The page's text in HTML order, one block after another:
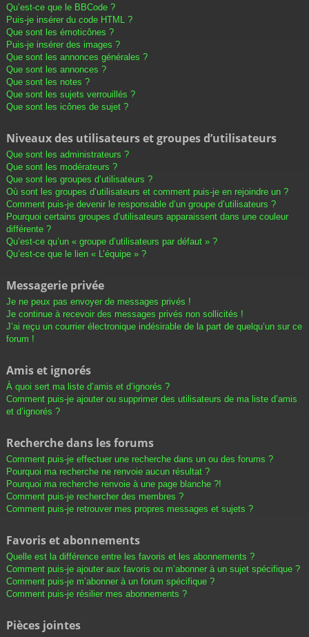
Qu’est-ce que le BBCode ?
Puis-je insérer du code HTML ?
Que sont les émoticônes ?
Puis-je insérer des images ?
Que sont les annonces générales ?
Que sont les annonces ?
Que sont les notes ?
Que sont les sujets verrouillés ?
Que sont les icônes de sujet ?
Niveaux des utilisateurs et groupes d’utilisateurs
Que sont les administrateurs ?
Que sont les modérateurs ?
Que sont les groupes d’utilisateurs ?
Où sont les groupes d’utilisateurs et comment puis-je en rejoindre un ?
Comment puis-je devenir le responsable d’un groupe d’utilisateurs ?
Pourquoi certains groupes d’utilisateurs apparaissent dans une couleur
différente ?
Qu’est-ce qu’un « groupe d’utilisateurs par défaut » ?
Qu’est-ce que le lien « L’équipe » ?
Messagerie privée
Je ne peux pas envoyer de messages privés !
Je continue à recevoir des messages privés non sollicités !
J’ai reçu un courrier électronique indésirable de la part de quelqu’un sur ce
forum !
Amis et ignorés
À quoi sert ma liste d’amis et d’ignorés ?
Comment puis-je ajouter ou supprimer des utilisateurs de ma liste d’amis
et d’ignorés ?
Recherche dans les forums
Comment puis-je effectuer une recherche dans un ou des forums ?
Pourquoi ma recherche ne renvoie aucun résultat ?
Pourquoi ma recherche renvoie à une page blanche ?!
Comment puis-je rechercher des membres ?
Comment puis-je retrouver mes propres messages et sujets ?
Favoris et abonnements
Quelle est la différence entre les favoris et les abonnements ?
Comment puis-je ajouter aux favoris ou m’abonner à un sujet spécifique ?
Comment puis-je m’abonner à un forum spécifique ?
Comment puis-je résilier mes abonnements ?
Pièces jointes